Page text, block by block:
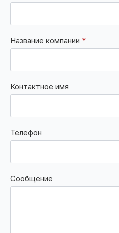
Название компании *
Контактное имя
Телефон
Сообщение